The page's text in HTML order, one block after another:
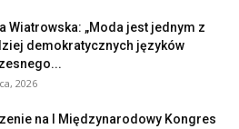
Wiatrowska: „Moda jest jednym z
demokratycznych języków
2026
na I Międzynarodowy Kongres